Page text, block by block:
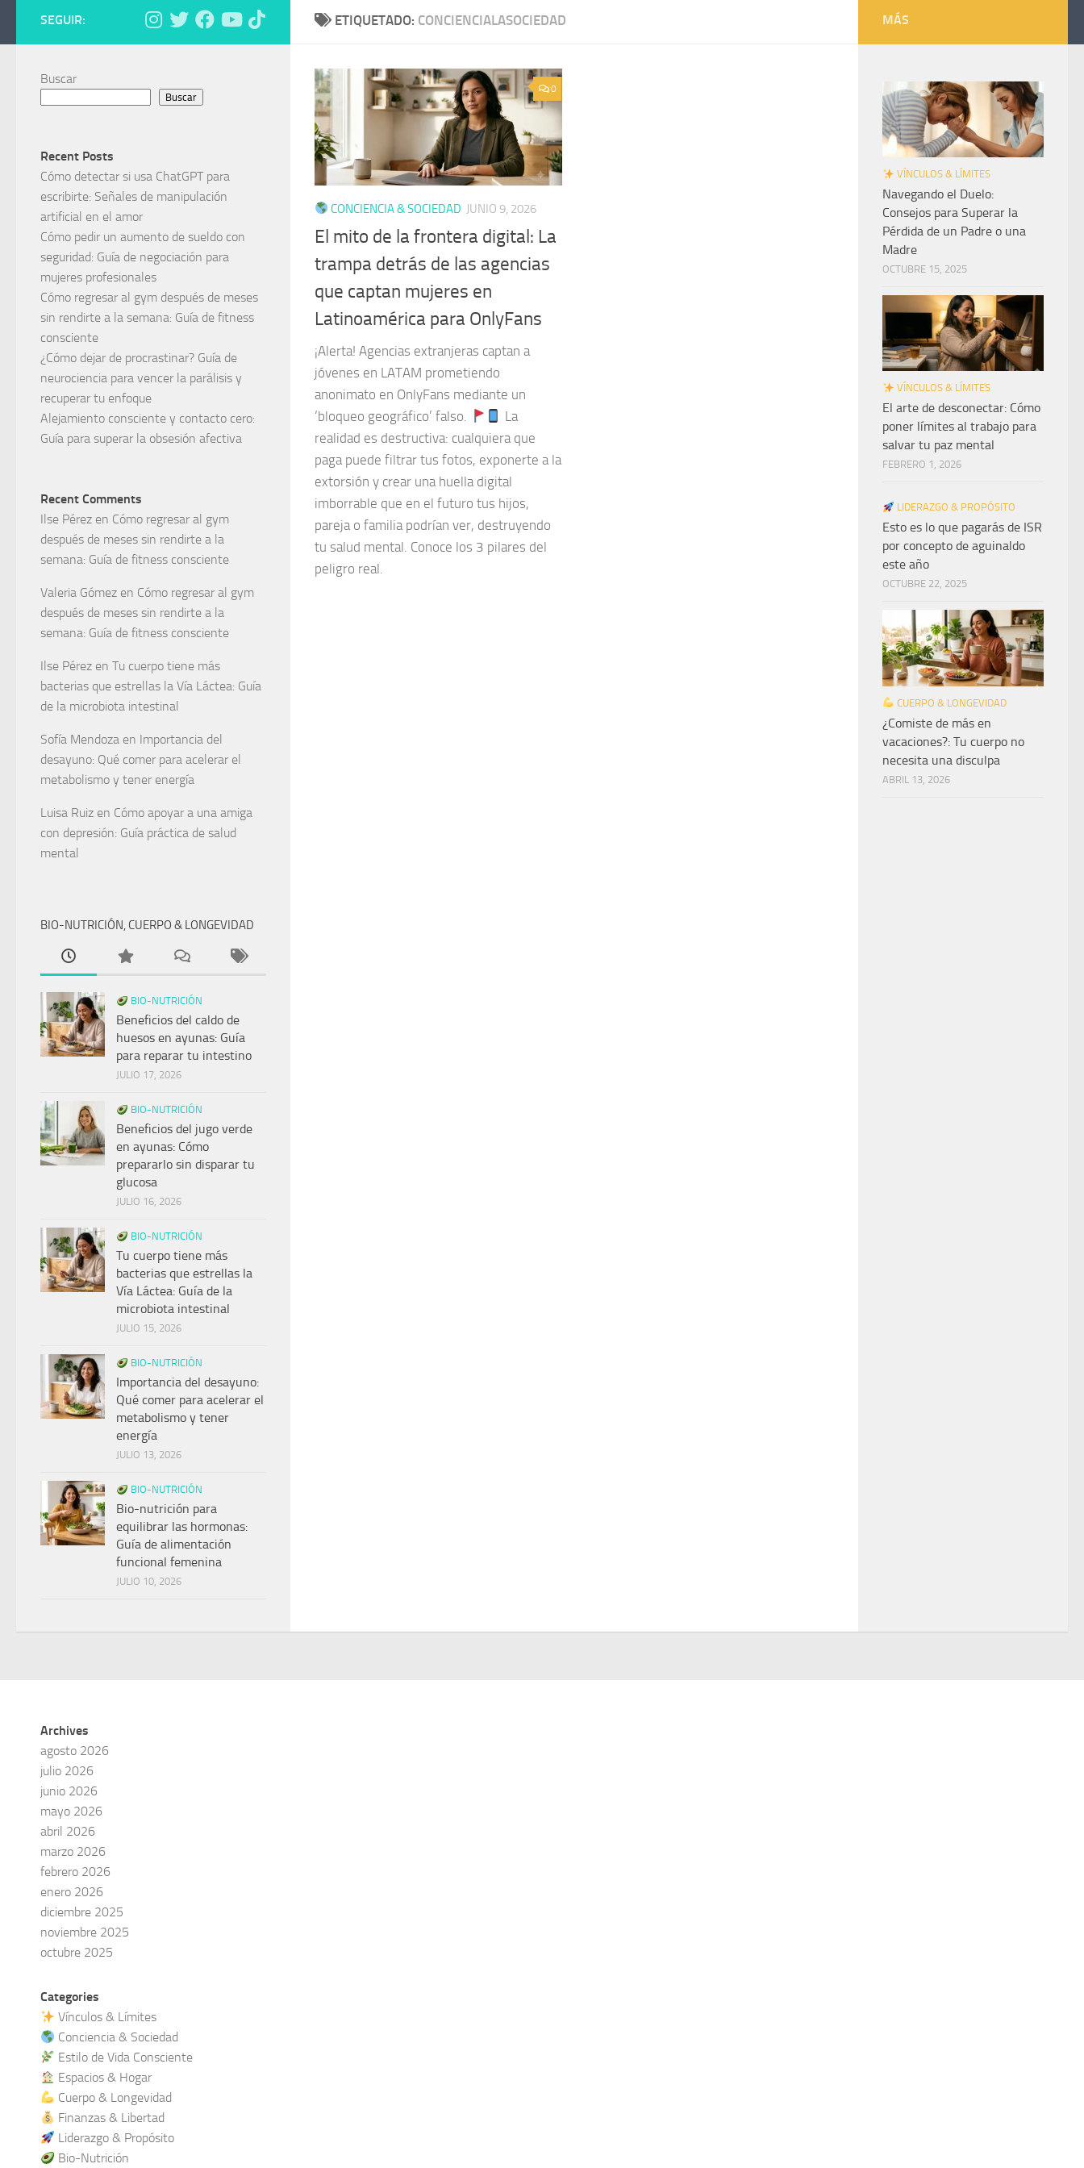
ETIQUETADO: CONCIENCIALASOCIEDAD
0
CONCIENCIA & SOCIEDAD JUNIO 9, 2026
El mito de la frontera digital: La
trampa detrás de las agencias
que captan mujeres en
Latinoamérica para OnlyFans
¡Alerta! Agencias extranjeras captan a
jóvenes en LATAM prometiendo
anonimato en OnlyFans mediante un
‘bloqueo geográfico’ falso.
La
realidad es destructiva: cualquiera que
paga puede filtrar tus fotos, exponerte a la
extorsión y crear una huella digital
imborrable que en el futuro tus hijos,
pareja o familia podrían ver, destruyendo
tu salud mental. Conoce los 3 pilares del
peligro real.
SEGUIR:
Buscar
Buscar
Recent Posts
Cómo detectar si usa ChatGPT para
escribirte: Señales de manipulación
artificial en el amor
Cómo pedir un aumento de sueldo con
seguridad: Guía de negociación para
mujeres profesionales
Cómo regresar al gym después de meses
sin rendirte a la semana: Guía de fitness
consciente
¿Cómo dejar de procrastinar? Guía de
neurociencia para vencer la parálisis y
recuperar tu enfoque
Alejamiento consciente y contacto cero:
Guía para superar la obsesión afectiva
Recent Comments
Ilse Pérez en Cómo regresar al gym
después de meses sin rendirte a la
semana: Guía de fitness consciente
Valeria Gómez en Cómo regresar al gym
después de meses sin rendirte a la
semana: Guía de fitness consciente
Ilse Pérez en Tu cuerpo tiene más
bacterias que estrellas la Vía Láctea: Guía
de la microbiota intestinal
Sofía Mendoza en Importancia del
desayuno: Qué comer para acelerar el
metabolismo y tener energía
Luisa Ruiz en Cómo apoyar a una amiga
con depresión: Guía práctica de salud
mental
BIO-NUTRICIÓN, CUERPO & LONGEVIDAD
BIO-NUTRICIÓN
Beneficios del caldo de
huesos en ayunas: Guía
para reparar tu intestino
JULIO 17, 2026
BIO-NUTRICIÓN
Beneficios del jugo verde
en ayunas: Cómo
prepararlo sin disparar tu
glucosa
JULIO 16, 2026
BIO-NUTRICIÓN
Tu cuerpo tiene más
bacterias que estrellas la
Vía Láctea: Guía de la
microbiota intestinal
JULIO 15, 2026
BIO-NUTRICIÓN
Importancia del desayuno:
Qué comer para acelerar el
metabolismo y tener
energía
JULIO 13, 2026
BIO-NUTRICIÓN
Bio-nutrición para
equilibrar las hormonas:
Guía de alimentación
funcional femenina
JULIO 10, 2026
MÁS
VÍNCULOS & LÍMITES
Navegando el Duelo:
Consejos para Superar la
Pérdida de un Padre o una
Madre
OCTUBRE 15, 2025
VÍNCULOS & LÍMITES
El arte de desconectar: Cómo
poner límites al trabajo para
salvar tu paz mental
FEBRERO 1, 2026
LIDERAZGO & PROPÓSITO
Esto es lo que pagarás de ISR
por concepto de aguinaldo
este año
OCTUBRE 22, 2025
CUERPO & LONGEVIDAD
¿Comiste de más en
vacaciones?: Tu cuerpo no
necesita una disculpa
ABRIL 13, 2026
Archives
agosto 2026
julio 2026
junio 2026
mayo 2026
abril 2026
marzo 2026
febrero 2026
enero 2026
diciembre 2025
noviembre 2025
octubre 2025
Categories
Vínculos & Límites
Conciencia & Sociedad
Estilo de Vida Consciente
Espacios & Hogar
Cuerpo & Longevidad
Finanzas & Libertad
Liderazgo & Propósito
Bio-Nutrición